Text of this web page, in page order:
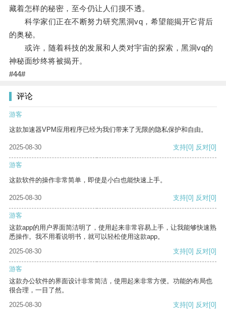
藏着怎样的秘密，至今仍让人们摸不透。
科学家们正在不断努力研究黑洞vq，希望能揭开它背后
的奥秘。
或许，随着科技的发展和人类对宇宙的探索，黑洞vq的
神秘面纱终将被揭开。
#44#
评论
游客
这款加速器VPM应用程序已经为我们带来了无限的隐私保护和自由。
2025-08-30 支持[0] 反对[0]
游客
这款软件的操作非常简单，即使是小白也能快速上手。
2025-08-30 支持[0] 反对[0]
游客
这款app的用户界面简洁明了，使用起来非常容易上手，让我能够快速熟
悉操作。我不用看说明书，就可以轻松使用这款app。
2025-08-30
支持[0] 反对[0]
游客
这款办公软件的界面设计非常简洁，使用起来非常方便。功能的布局也
很合理，一目了然。
2025-08-30
支持[0] 反对[0]